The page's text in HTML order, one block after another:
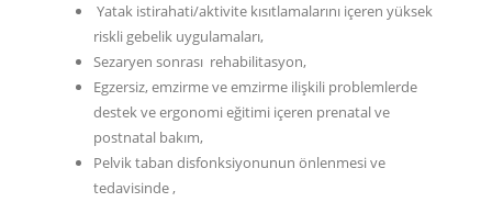
Yatak istirahati/aktivite kısıtlamalarını içeren yüksek
riskli gebelik uygulamaları,
Sezaryen sonrası rehabilitasyon,
Egzersiz, emzirme ve emzirme ilişkili problemlerde
destek ve ergonomi eğitimi içeren prenatal ve
postnatal bakım,
Pelvik taban disfonksiyonunun önlenmesi ve
tedavisinde ,